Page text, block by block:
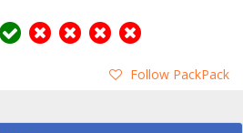
Follow PackPack